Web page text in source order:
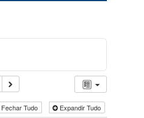
Tudo Expandir Tudo